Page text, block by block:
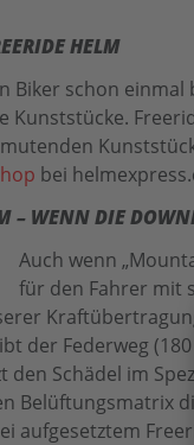
HELM
Biker schon
Kunststücke.
bei
– WENN DIE
Auch wenn
für den Fahrer mit
der Federweg
den Schädel im
Belüftungsmatrix
aufgesetztem